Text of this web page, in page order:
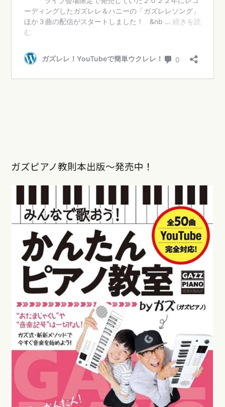
ガズピアノ教則本出版〜発売中！